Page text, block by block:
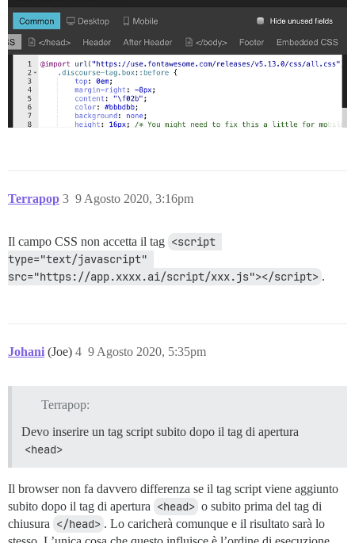
Terrapop 9 Agosto 2020, 3:16pm
3
Il campo CSS non accetta il tag <script
type="text/javascript"
src="https://app.xxxx.ai/script/xxx.js"></script> .
Johani (Joe) 9 Agosto 2020, 5:35pm
4
Terrapop:
Devo inserire un tag script subito dopo il tag di apertura
<head>
Il browser non fa davvero differenza se il tag script viene aggiunto
subito dopo il tag di apertura <head> o subito prima del tag di
chiusura </head> . Lo caricherà comunque e il risultato sarà lo